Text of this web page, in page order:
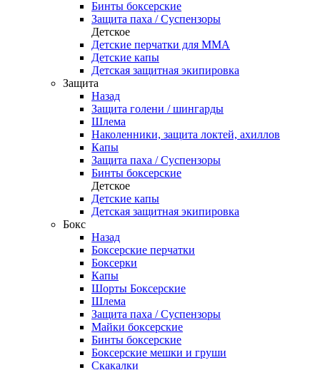
Бинты боксерские
Защита паха / Суспензоры
Детское
Детские перчатки для ММА
Детские капы
Детская защитная экипировка
Защита
Назад
Защита голени / шингарды
Шлема
Наколенники, защита локтей, ахиллов
Капы
Защита паха / Суспензоры
Бинты боксерские
Детское
Детские капы
Детская защитная экипировка
Бокс
Назад
Боксерские перчатки
Боксерки
Капы
Шорты Боксерские
Шлема
Защита паха / Суспензоры
Майки боксерские
Бинты боксерские
Боксерские мешки и груши
Скакалки